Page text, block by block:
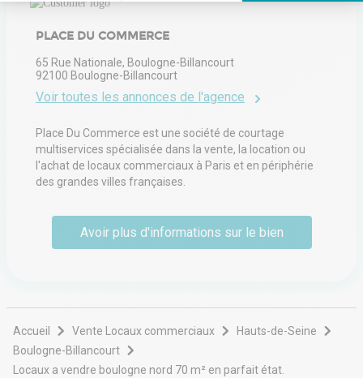
Axeptio consent
Plateforme de Gestion du Consentement : Personnalisez vos Options
Notre plateforme vous permet d'adapter et de gérer vos paramètres
PLACE DU COMMERCE
65 Rue Nationale, Boulogne-Billancourt
92100 Boulogne-Billancourt
Voir toutes les annonces de l'agence
Place Du Commerce est une société de courtage
multiservices spécialisée dans la vente, la location ou
l'achat de locaux commerciaux à Paris et en périphérie
des grandes villes françaises.
Avoir plus d'informations sur le bien
Accueil Vente Locaux commerciaux
Hauts-de-Seine
Boulogne-Billancourt
Locaux a vendre boulogne nord 70 m² en parfait état.